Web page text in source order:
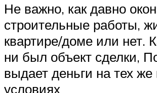
Не важно, как давно
строительные работы,
квартире/доме или нет.
ни был объект сделки,
выдает деньги на тех
условиях